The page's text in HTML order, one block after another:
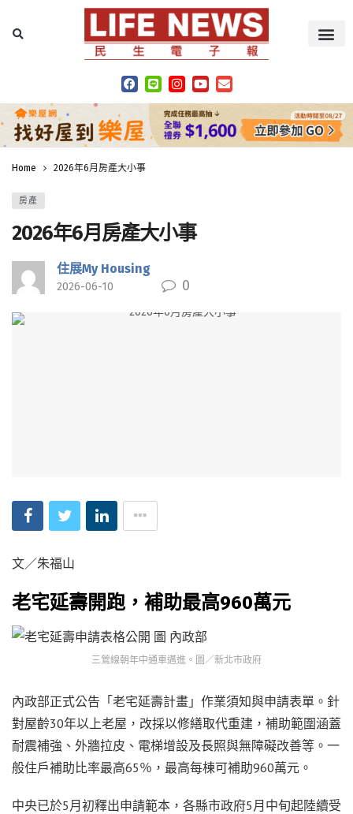
Home 2026年6月房產大小事
房產
2026年6月房產大小事
住展My Housing
2026-06-10 0
文／朱福山
老宅延壽開跑，補助最高960萬元
三鶯線朝年中通車邁進。圖／新北市政府
內政部正式公告「老宅延壽計畫」作業須知與申請表單。針
對屋齡30年以上老屋，改採以修繕取代重建，補助範圍涵蓋
耐震補強、外牆拉皮、電梯增設及長照與無障礙改善等。一
般住戶補助比率最高65％，最高每棟可補助960萬元。
中央已於5月初釋出申請範本，各縣市政府5月中旬起陸續受